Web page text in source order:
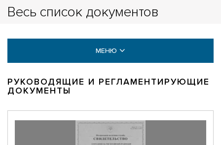
Весь список документов
МЕНЮ
РУКОВОДЯЩИЕ И РЕГЛАМЕНТИРУЮЩИЕ
ДОКУМЕНТЫ